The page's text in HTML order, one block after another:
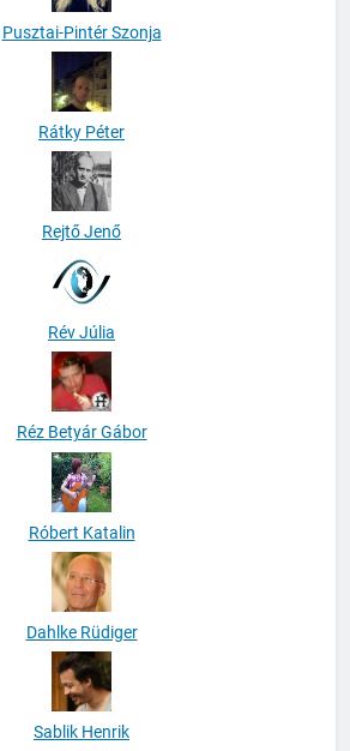
Pusztai-Pintér Szonja
Rátky Péter
Rejtő Jenő
Rév Júlia
Réz Betyár Gábor
Róbert Katalin
Dahlke Rüdiger
Sablik Henrik